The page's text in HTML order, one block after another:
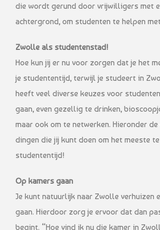
die wordt gerund door vrijwilligers met
achtergrond, om studenten te helpen
Zwolle als studentenstad!
Hoe kun jij er nu voor zorgen dat je het
je studententijd, terwijl je studeert in
heeft veel diverse keuzes voor
gaan, even gezellig te drinken,
maar ook om te netwerken. Hieronder
dingen die jij kunt doen om het meeste
studententijd!
Op kamers gaan
Je kunt natuurlijk naar Zwolle verhuizen
gaan. Hierdoor zorg je ervoor dat dan
begint. “Hoe vind ik nu die kamer in